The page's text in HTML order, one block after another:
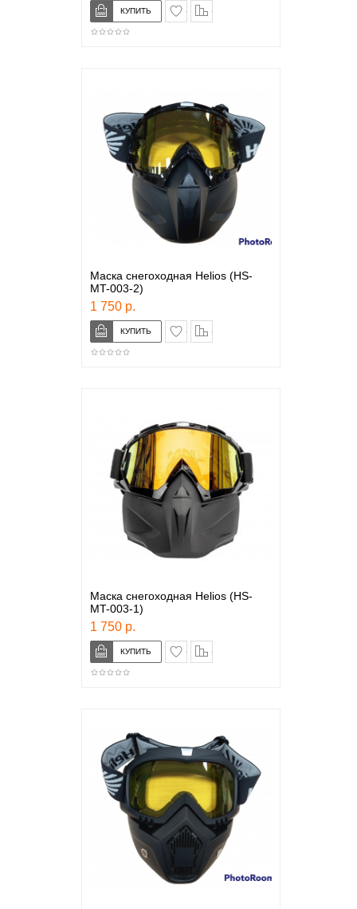
в закладки
Маска снегоходная Helios (HS-
MT-003-2)
1 750 р.
в закладки
Маска снегоходная Helios (HS-
MT-003-1)
1 750 р.
в закладки